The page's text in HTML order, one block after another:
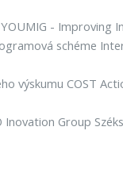
- Improving
schéme
výskumu COST
Group